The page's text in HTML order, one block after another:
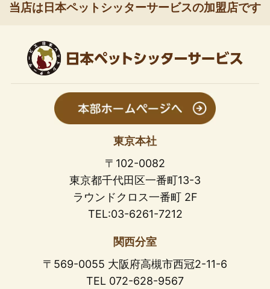
当店は日本ペットシッターサービスの加盟店です
東京本社
〒102-0082
東京都千代田区一番町13-3
ラウンドクロス一番町 2F
TEL:03-6261-7212
関西分室
〒569-0055 大阪府高槻市西冠2-11-6
TEL 072-628-9567